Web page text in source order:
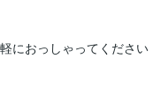
におっしゃってください